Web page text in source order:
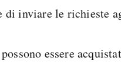
di inviare le richieste
essere